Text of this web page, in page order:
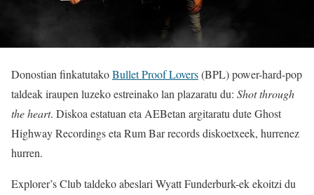
Donostian finkatutakoBullet Proof Lovers(BPL) power-hard-pop
taldeak iraupen luzeko estreinako lan plazaratu du: Shot through
the heart. Diskoa estatuan eta AEBetan argitaratu dute Ghost
Highway Recordings eta Rum Bar records diskoetxeek, hurrenez
hurren.
Explorer’s Club taldeko abeslari Wyatt Funderburk-ek ekoitzi du